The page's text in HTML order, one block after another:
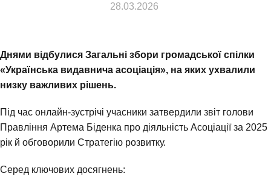
⠀ 28.03.2026
Днями відбулися Загальні збори громадської спілки
«Українська видавнича асоціація», на яких ухвалили
низку важливих рішень.
Під час онлайн-зустрічі учасники затвердили звіт голови
Правління Артема Біденка про діяльність Асоціації за 2025
рік й обговорили Стратегію розвитку.
Серед ключових досягнень: